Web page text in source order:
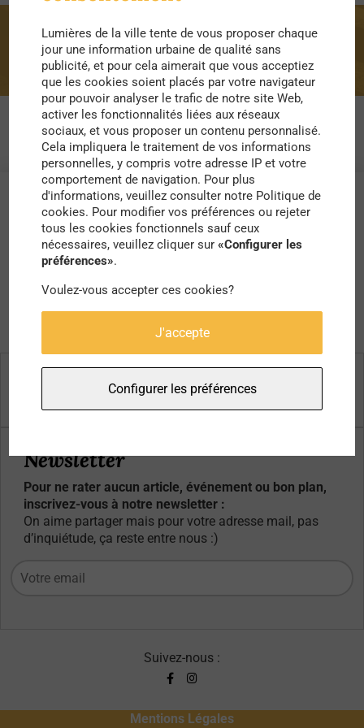
camion douche
Newsletter
Pour ne rater aucun article, événement ou bon plan,
inscrivez-vous à notre newsletter :
On aime partager mais pour votre adresse mail, pas
d’inquiétude, ça reste entre nous :)
Suivez-nous :
Mentions Légales
Lumières de la ville tente de vous proposer chaque
jour une information urbaine de qualité sans
publicité, et pour cela aimerait que vous acceptiez
que les cookies soient placés par votre navigateur
pour pouvoir analyser le trafic de notre site Web,
activer les fonctionnalités liées aux réseaux
sociaux, et vous proposer un contenu personnalisé.
Cela impliquera le traitement de vos informations
personnelles, y compris votre adresse IP et votre
comportement de navigation. Pour plus
d'informations, veuillez consulter notre Politique de
cookies. Pour modifier vos préférences ou rejeter
tous les cookies fonctionnels sauf ceux
nécessaires, veuillez cliquer sur«Configurer les
préférences».
Voulez-vous accepter ces cookies?
J'accepte
Configurer les préférences